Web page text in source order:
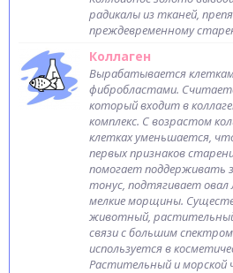
радикалы из тканей,
преждевременному
Коллаген
Вырабатывается
фибробластами.
который входит в
комплекс. С возрастом
клетках уменьшается,
первых признаков
помогает поддерживать
тонус, подтягивает
мелкие морщины.
животный,
связи с большим
используется в
Растительный и морской